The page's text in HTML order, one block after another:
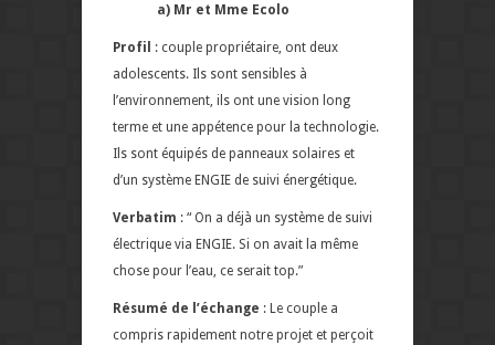
a) Mr et Mme Ecolo
Profil : couple propriétaire, ont deux
adolescents. Ils sont sensibles à
l’environnement, ils ont une vision long
terme et une appétence pour la technologie.
Ils sont équipés de panneaux solaires et
d’un système ENGIE de suivi énergétique.
Verbatim : “ On a déjà un système de suivi
électrique via ENGIE. Si on avait la même
chose pour l’eau, ce serait top.”
Résumé de l’échange : Le couple a
compris rapidement notre projet et perçoit